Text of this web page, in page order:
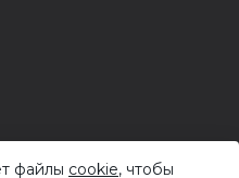
продажа дверей и
файлы cookie, чтобы